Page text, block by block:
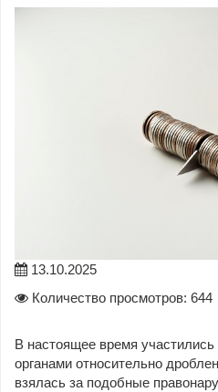
13.10.2025
Количество просмотров: 644
В настоящее время
органами относительно
взялась за подобные